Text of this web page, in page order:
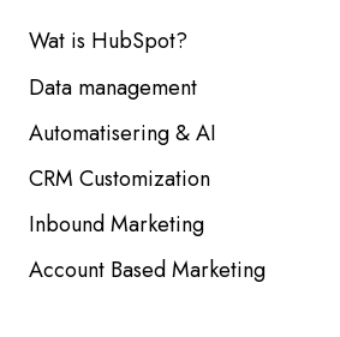
Wat is HubSpot?
Data management
Automatisering & AI
CRM Customization
Inbound Marketing
Account Based Marketing